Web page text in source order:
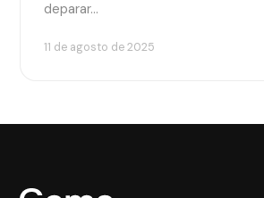
deparar…
11 de agosto de 2025